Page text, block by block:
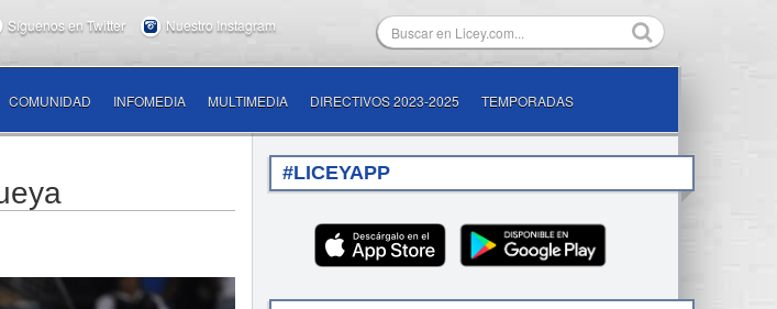
Síguenos en Twitter Nuestro Instagram
COMUNIDAD INFOMEDIA MULTIMEDIA DIRECTIVOS 2023-2025 TEMPORADAS
#LICEYAPP